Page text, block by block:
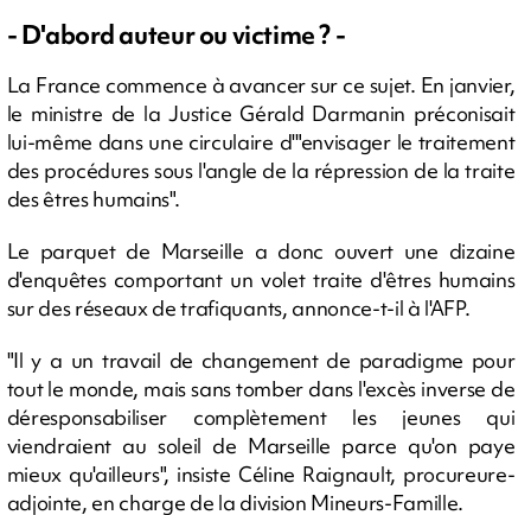
- D'abord auteur ou victime ? -
La France commence à avancer sur ce sujet. En janvier,
le ministre de la Justice Gérald Darmanin préconisait
lui-même dans une circulaire d'"envisager le traitement
des procédures sous l'angle de la répression de la traite
des êtres humains".
Le parquet de Marseille a donc ouvert une dizaine
d'enquêtes comportant un volet traite d'êtres humains
sur des réseaux de trafiquants, annonce-t-il à l'AFP.
"Il y a un travail de changement de paradigme pour
tout le monde, mais sans tomber dans l'excès inverse de
déresponsabiliser complètement les jeunes qui
viendraient au soleil de Marseille parce qu'on paye
mieux qu'ailleurs", insiste Céline Raignault, procureure-
adjointe, en charge de la division Mineurs-Famille.